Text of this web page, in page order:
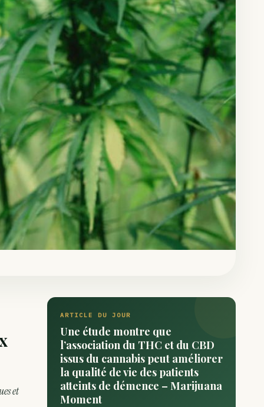
et
ARTICLE DU JOUR
Une étude montre que
l’association du THC et du CBD
issus du cannabis peut améliorer
la qualité de vie des patients
atteints de démence – Marijuana
Moment